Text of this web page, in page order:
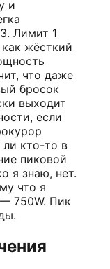
и
Лимит 1
жёсткий
что даже
бросок
выходит
если
кто-то в
пиковой
я знаю, нет.
что я
750W. Пик